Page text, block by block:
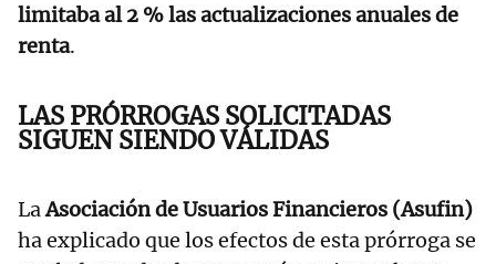
limitaba al 2 % las actualizaciones anuales de
renta.
LAS PRÓRROGAS SOLICITADAS
SIGUEN SIENDO VÁLIDAS
LaAsociación de Usuarios Financieros (Asufin)
ha explicado que los efectos de esta prórroga se